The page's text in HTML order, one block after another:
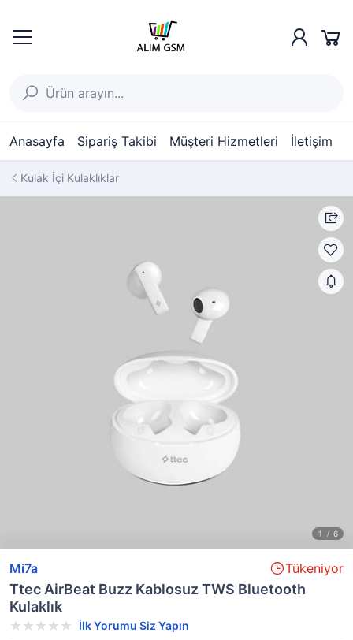
Anasayfa Sipariş Takibi Müşteri Hizmetleri İletişim
Kulak İçi Kulaklıklar
Mi7a Tükeniyor
Ttec AirBeat Buzz Kablosuz TWS Bluetooth
Kulaklık
İlk Yorumu Siz Yapın